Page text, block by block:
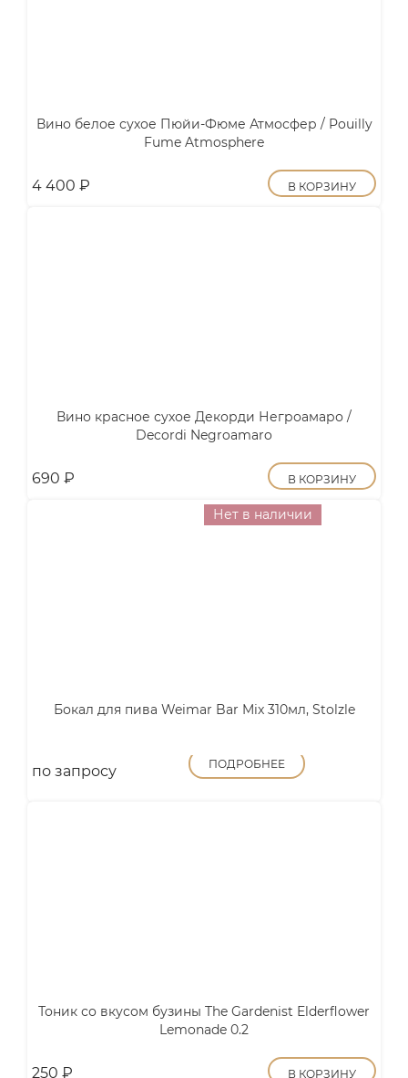
Вино белое сухое Пюйи-Фюме Атмосфер / Pouilly
Fume Atmosphere
4 400 ₽ В КОРЗИНУ
Вино красное сухое Декорди Негроамаро /
Decordi Negroamaro
690 ₽ В КОРЗИНУ
Нет в наличии
Бокал для пива Weimar Bar Mix 310мл, Stolzle
по запросу ПОДРОБНЕЕ
Тоник со вкусом бузины The Gardenist Elderflower
Lemonade 0.2
250 ₽ В КОРЗИНУ